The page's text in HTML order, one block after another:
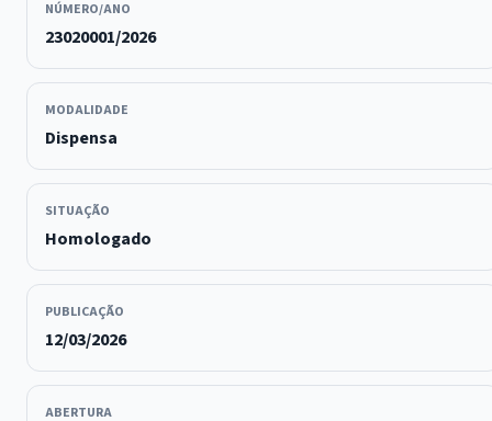
NÚMERO/ANO
23020001/2026
MODALIDADE
Dispensa
SITUAÇÃO
Homologado
PUBLICAÇÃO
12/03/2026
ABERTURA